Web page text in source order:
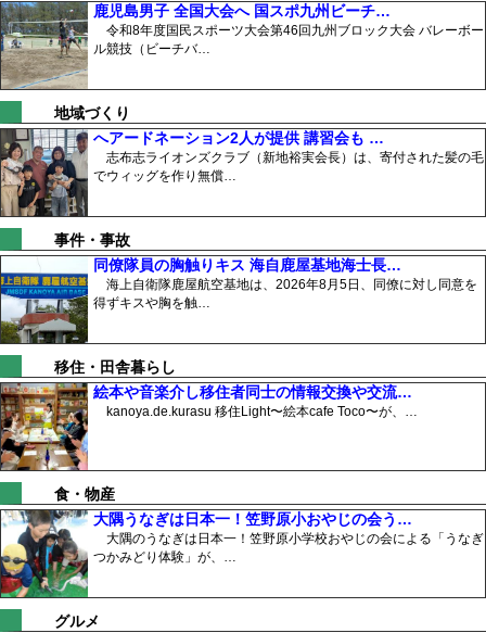
鹿児島男子 全国大会へ 国スポ九州ビーチ…
令和8年度国民スポーツ大会第46回九州ブロック大会 バレーボー
ル競技（ビーチバ…
地域づくり
へアードネーション2人が提供 講習会も …
志布志ライオンズクラブ（新地裕実会長）は、寄付された髪の毛
でウィッグを作り無償…
事件・事故
同僚隊員の胸触りキス 海自鹿屋基地海士長…
海上自衛隊鹿屋航空基地は、2026年8月5日、同僚に対し同意を
得ずキスや胸を触…
移住・田舎暮らし
絵本や音楽介し移住者同士の情報交換や交流…
kanoya.de.kurasu 移住Light〜絵本cafe Toco〜が、…
食・物産
大隅うなぎは日本一！笠野原小おやじの会う…
大隅のうなぎは日本一！笠野原小学校おやじの会による「うなぎ
つかみどり体験」が、…
グルメ